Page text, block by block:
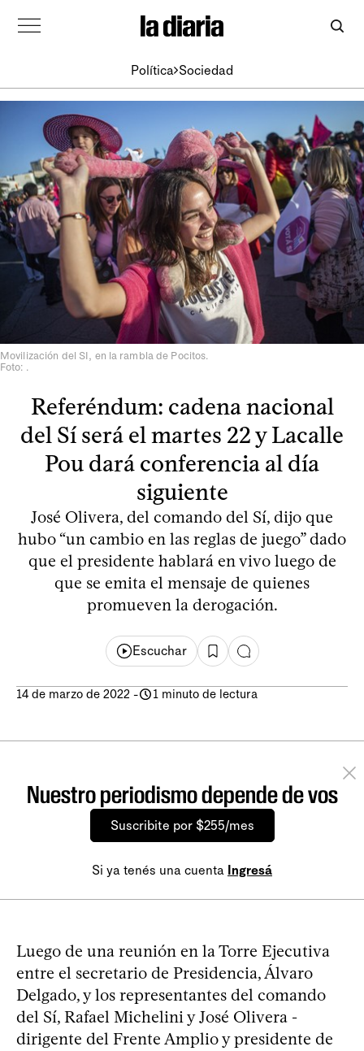
Política Sociedad
Movilización del SI, en la rambla de Pocitos.
Foto: .
Referéndum: cadena nacional
del Sí será el martes 22 y Lacalle
Pou dará conferencia al día
siguiente
José Olivera, del comando del Sí, dijo que
hubo “un cambio en las reglas de juego” dado
que el presidente hablará en vivo luego de
que se emita el mensaje de quienes
promueven la derogación.
Escuchar
14 de marzo de 2022 - 1 minuto de lectura
Nuestro periodismo depende de vos
Suscribite por $255/mes
Si ya tenés una cuenta Ingresá
Luego de una reunión en la Torre Ejecutiva
entre el secretario de Presidencia, Álvaro
Delgado, y los representantes del comando
del Sí, Rafael Michelini y José Olivera -
dirigente del Frente Amplio y presidente de